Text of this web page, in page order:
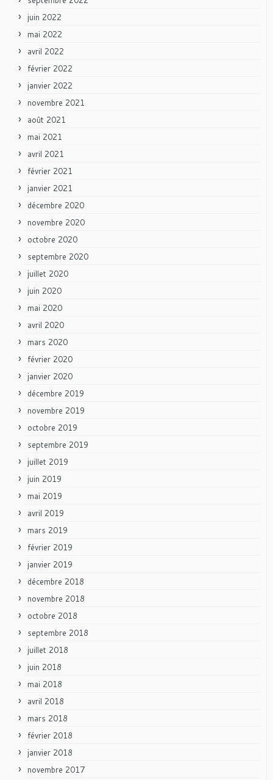
juin 2022
mai 2022
avril 2022
février 2022
janvier 2022
novembre 2021
août 2021
mai 2021
avril 2021
février 2021
janvier 2021
décembre 2020
novembre 2020
octobre 2020
septembre 2020
juillet 2020
juin 2020
mai 2020
avril 2020
mars 2020
février 2020
janvier 2020
décembre 2019
novembre 2019
octobre 2019
septembre 2019
juillet 2019
juin 2019
mai 2019
avril 2019
mars 2019
février 2019
janvier 2019
décembre 2018
novembre 2018
octobre 2018
septembre 2018
juillet 2018
juin 2018
mai 2018
avril 2018
mars 2018
février 2018
janvier 2018
novembre 2017